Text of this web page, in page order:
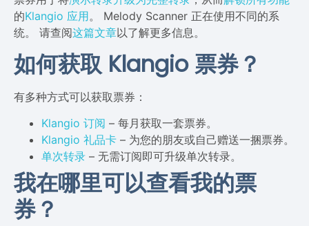
的Klangio 应用。 Melody Scanner 正在使用不同的系
统。 请查阅这篇文章以了解更多信息。
如何获取 Klangio 票券？
有多种方式可以获取票券：
Klangio 订阅 – 每月获取一套票券。
Klangio 礼品卡 – 为您的朋友或自己赠送一捆票券。
单次转录 – 无需订阅即可升级单次转录。
我在哪里可以查看我的票
券？